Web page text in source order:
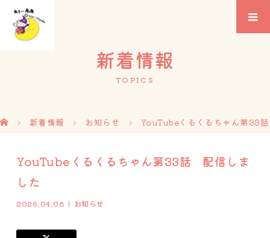
新着情報
TOPICS
新着情報 お知らせ YouTubeくるくるちゃん第33
YouTubeくるくるちゃん第33話 配信しま
した
2026.04.08 お知らせ